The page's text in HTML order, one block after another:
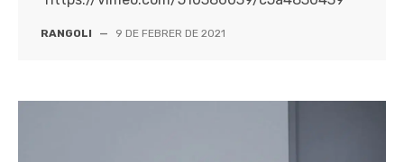
RANGOLI — 9 DE FEBRER DE 2021